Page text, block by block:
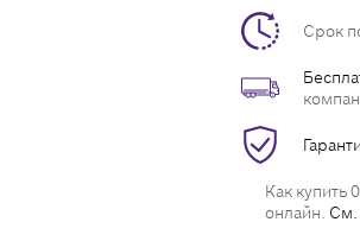
Срок
Как купить
онлайн. См.